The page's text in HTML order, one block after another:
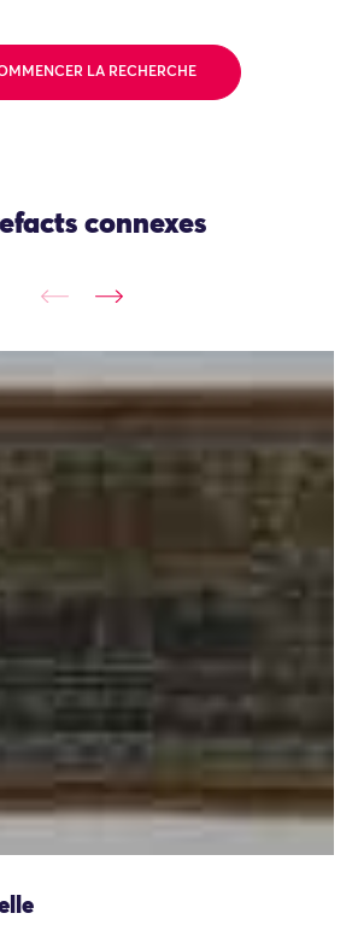
LA RECHERCHE
connexes